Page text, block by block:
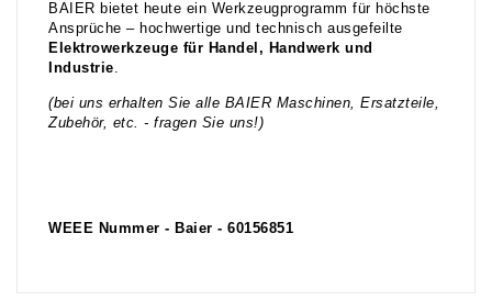
BAIER bietet heute ein Werkzeugprogramm für höchste
Ansprüche – hochwertige und technisch ausgefeilte
Elektrowerkzeuge für Handel, Handwerk und
Industrie.
(bei uns erhalten Sie alle BAIER Maschinen, Ersatzteile,
Zubehör, etc. - fragen Sie uns!)
WEEE Nummer - Baier - 60156851